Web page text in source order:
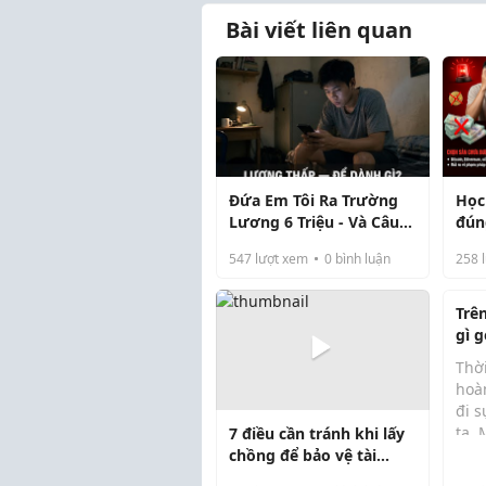
Bài viết liên quan
Đứa Em Tôi Ra Trường
Lương 6 Triệu - Và Câu
Không Trả Lời Được
Ngay
547 lượt xem 0 bình luận 258
7 điều cần tránh khi lấy
chồng để bảo vệ tài
gì
cửu.
đi
ta.